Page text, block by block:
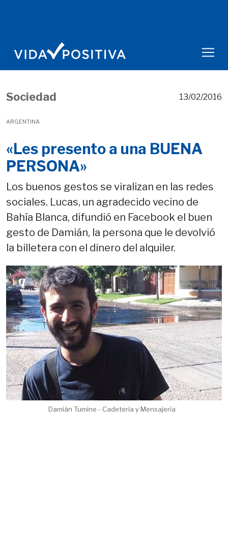
Sociedad
ARGENTINA
13/02/2016
«Les presento a una BUENA
PERSONA»
Los buenos gestos se viralizan en las redes
sociales. Lucas, un agradecido vecino de
Bahía Blanca, difundió en Facebook el buen
gesto de Damián, la persona que le devolvió
la billetera con el dinero del alquiler.
Damián Tumine - Cadetería y Mensajería